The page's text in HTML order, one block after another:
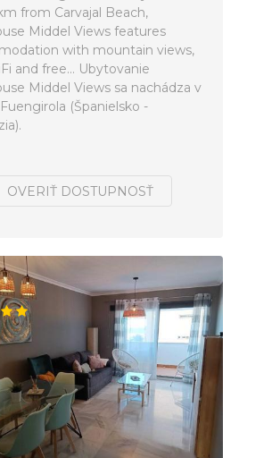
from Carvajal Beach,
Middel Views features
with mountain views,
and free... Ubytovanie
Middel Views sa nachádza v
(Španielsko -
OVERIŤ DOSTUPNOSŤ